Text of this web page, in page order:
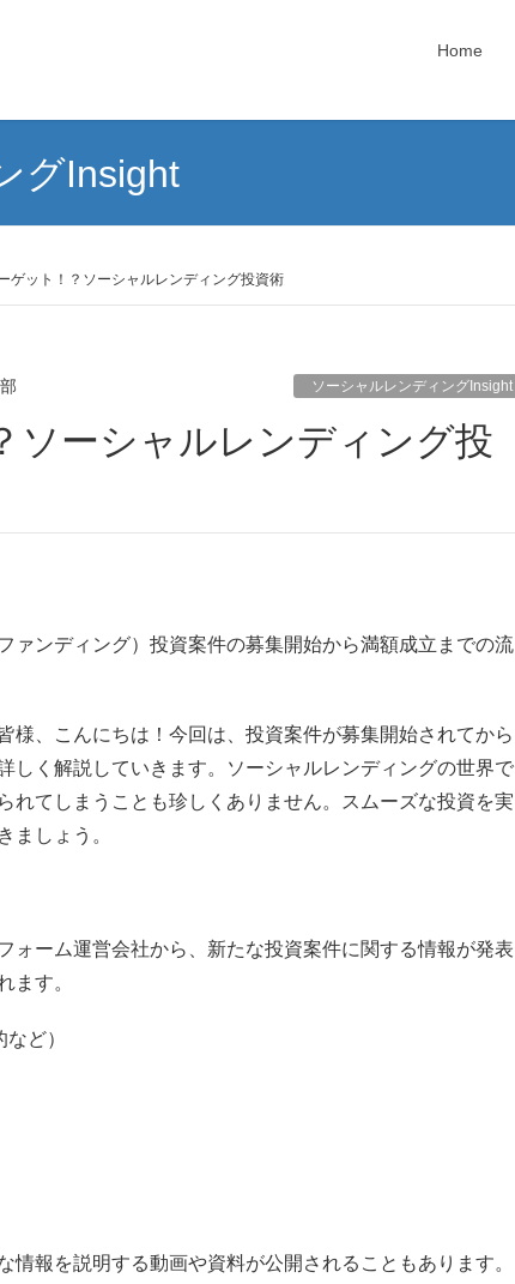
Home
グInsight
ゲット！？ソーシャルレンディング投資術
ソーシャルレンディングInsight
ァンディング）投資案件の募集開始から満額成立までの流
様、こんにちは！今回は、投資案件が募集開始されてから
しく解説していきます。ソーシャルレンディングの世界で
れてしまうことも珍しくありません。スムーズな投資を実
ましょう。
ォーム運営会社から、新たな投資案件に関する情報が発表
ます。
ど）
報を説明する動画や資料が公開されることもあります。